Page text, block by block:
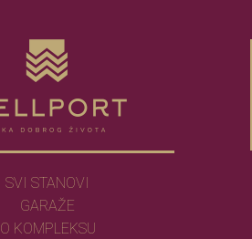
SVI STANOVI
GARAŽE
O KOMPLEKSU